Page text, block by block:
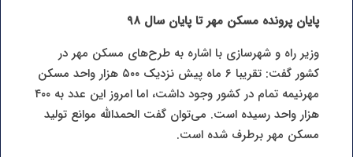
پایان پرونده مسکن مهر تا پایان سال ۹۸
وزیر راه و شهرسازی با اشاره به طرح‌های مسکن مهر در
کشور گفت: تقریبا ۶ ماه پیش نزدیک ۵۰۰ هزار واحد مسکن
مهرنیمه تمام در کشور وجود داشت، اما امروز این عدد به ۴۰۰
هزار واحد رسیده است. می‌توان گفت الحمدالله موانع تولید
مسکن مهر برطرف شده است.